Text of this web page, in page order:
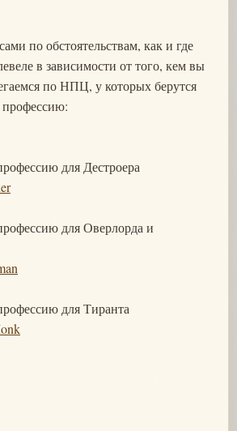
по обстоятельствам, как и где
в зависимости от того, кем вы
по НПЦ, у которых берутся
для Дестроера
для Оверлорда и
для Тиранта